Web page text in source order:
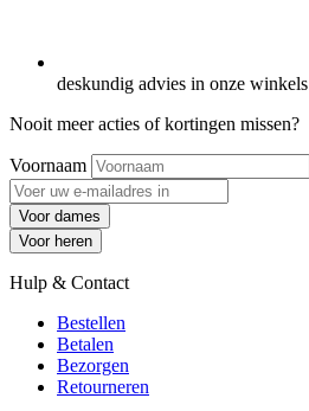
deskundig advies in onze winkels
Nooit meer acties of kortingen missen?
Voornaam
Voor dames
Voor heren
Hulp & Contact
Bestellen
Betalen
Bezorgen
Retourneren